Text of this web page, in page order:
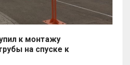
к монтажу
на спуске к